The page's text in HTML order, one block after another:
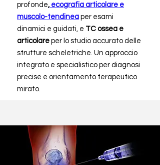
profonde,ecografia articolare e
muscolo-tendinea per esami
dinamici e guidati, e TC ossea e
articolare per lo studio accurato delle
strutture scheletriche. Un approccio
integrato e specialistico per diagnosi
precise e orientamento terapeutico
mirato.